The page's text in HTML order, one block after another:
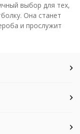
выбор для тех,
Она станет
и прослужит